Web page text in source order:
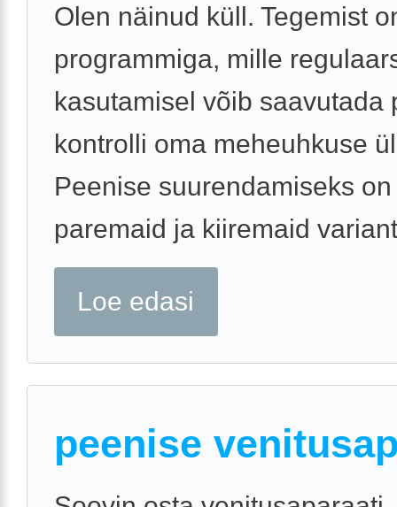
Olen näinud küll. Tegemist
programmiga, mille
kasutamisel võib saavutada
kontrolli oma meheuhkuse
Peenise suurendamiseks
paremaid ja kiiremaid
Loe edasi
peenise